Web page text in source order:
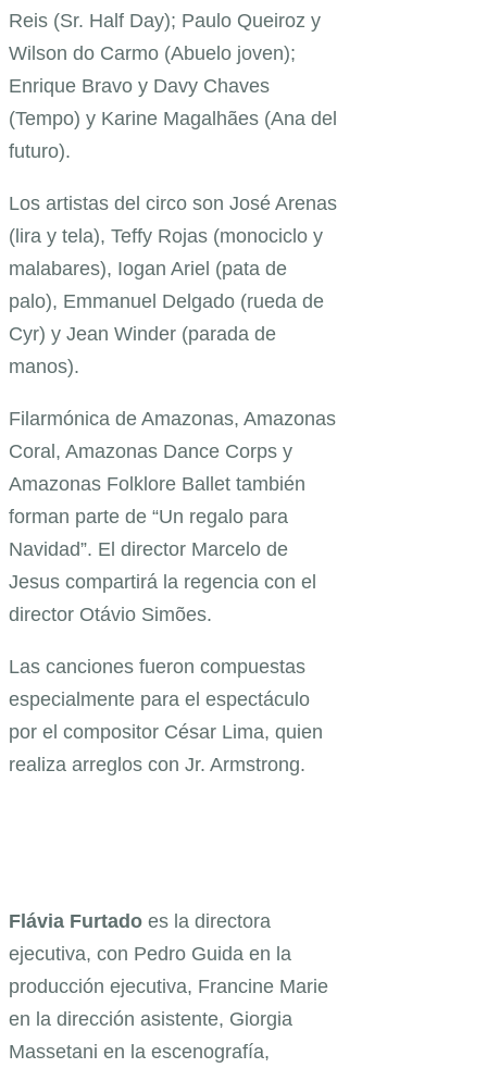
Reis (Sr. Half Day); Paulo Queiroz y
Wilson do Carmo (Abuelo joven);
Enrique Bravo y Davy Chaves
(Tempo) y Karine Magalhães (Ana del
futuro).
Los artistas del circo son José Arenas
(lira y tela), Teffy Rojas (monociclo y
malabares), Iogan Ariel (pata de
palo), Emmanuel Delgado (rueda de
Cyr) y Jean Winder (parada de
manos).
Filarmónica de Amazonas, Amazonas
Coral, Amazonas Dance Corps y
Amazonas Folklore Ballet también
forman parte de “Un regalo para
Navidad”. El director Marcelo de
Jesus compartirá la regencia con el
director Otávio Simões.
Las canciones fueron compuestas
especialmente para el espectáculo
por el compositor César Lima, quien
realiza arreglos con Jr. Armstrong.
Flávia Furtado es la directora
ejecutiva, con Pedro Guida en la
producción ejecutiva, Francine Marie
en la dirección asistente, Giorgia
Massetani en la escenografía,